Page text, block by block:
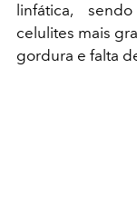
linfática,
celulites mais
gordura e falta